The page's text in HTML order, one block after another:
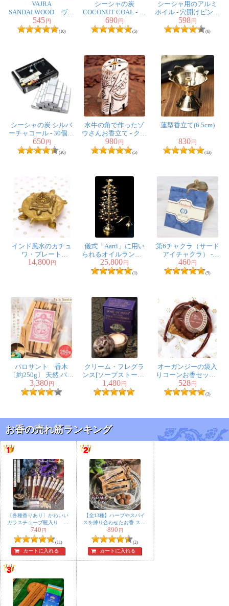
VAJRA
SANDALWOOD ヴァ
ジュラ・サンダルウ
ッド ロープ香
545円
(10)
シーシャの炭
COCONUT COAL - 30
個入り 樹脂香・レ
ジン香にもオススメ
690円
(5)
シーシャ用のアルミ
ホイル - 穴開けピン入
り
598円
(6)
シーシャの炭 シルバ
ーチャコール - 30個入
り 樹脂香・レジン
香にもオススメ
650円
(36)
水牛の角で作ったゾ
ウさんお香立て - クリ
ーム
980円
(5)
蓮型香立て(6.5cm)
830円
(13)
インド風水のカチュ
ワ・プレート
（kachwa plate）
14,800 円
儀式「Aarti」に用い
られるオイルランプ 7
段【45cm】
25,800 円
(1)
第6チャクラ（サード
アイチャクラ） -
Chakra Collection【サ
シェ】
460 円
(5)
パロサント 香木
〔約250g〕 天然 パロ
サントスティック
品質の良いペルーの
浄化などへ
3,380円
クリーム・フレグラ
ンス[ソープストーン]
- クリシュナ・ムスク
1,480円
オーガンジーの袋入
りコーンお香セット -
ホワイト・ムスク
528円
(2)
お香の売れ筋ランキング
〔各種香りあり〕かわいい
ガラスチューブ瓶入り 樹
脂香 ハーブ香 レジンイ
ンセンス 自然由来の豊か
な香り オラクルカードな
どのスマッジングにも
740 円
(11)
カートに入れる
【全13種】ハーブやスパイ
スを練り合わせたお香 スマ
ッジングボール【ORGANIC
SERENITY】
890 円
(2)
カートに入れる